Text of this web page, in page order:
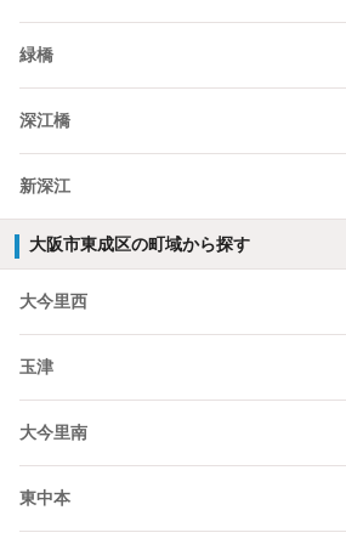
緑橋
深江橋
新深江
大阪市東成区の町域から探す
大今里西
玉津
大今里南
東中本